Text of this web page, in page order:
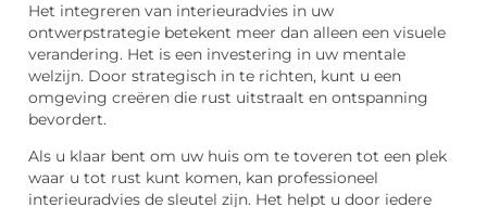
Het integreren van interieuradvies in uw
ontwerpstrategie betekent meer dan alleen een visuele
verandering. Het is een investering in uw mentale
welzijn. Door strategisch in te richten, kunt u een
omgeving creëren die rust uitstraalt en ontspanning
bevordert.
Als u klaar bent om uw huis om te toveren tot een plek
waar u tot rust kunt komen, kan professioneel
interieuradvies de sleutel zijn. Het helpt u door iedere